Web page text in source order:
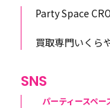
Party Space
買取専門いくら
SNS
パーティースペー